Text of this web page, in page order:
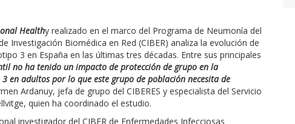
Healthy realizado en el marco del Programa de Neumonía del
Investigación Biomédica en Red (CIBER) analiza la evolución de
3 en España en las últimas tres décadas. Entre sus principales
no ha tenido un impacto de protección de grupo en la
en adultos por lo que este grupo de población necesita de
Ardanuy, jefa de grupo del CIBERES y especialista del Servicio
quien ha coordinado el estudio.
investigador del CIBER de Enfermedades Infecciosas